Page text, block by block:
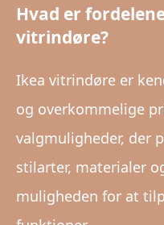
Hvad er
vitrindøre?
Ikea vitrindøre er
og overkommelige
valgmuligheder, der
stilarter, materialer
muligheden for at